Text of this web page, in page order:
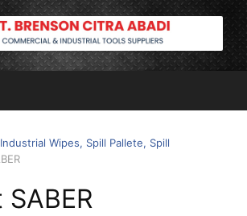
Industrial Wipes, Spill Pallete, Spill